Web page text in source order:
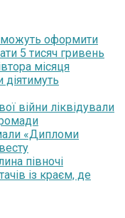
оформити
5 тисяч гривень
місяця
діятимуть
війни ліквідували
«Дипломи
півночі
із краєм, де